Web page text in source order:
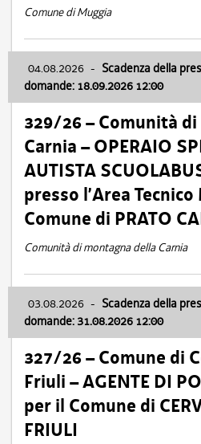
Comune di Muggia
04.08.2026 - Scadenza della
domande: 18.09.2026 12:00
329/26 – Comunità
Carnia – OPERAIO
AUTISTA
presso l’Area
Comune di PRATO
Comunità di montagna della Carnia
03.08.2026 - Scadenza della
domande: 31.08.2026 12:00
327/26 – Comune di
Friuli – AGENTE DI
per il Comune di
FRIULI